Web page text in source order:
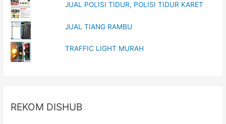
JUAL POLISI TIDUR, POLISI TIDUR KARET
JUAL TIANG RAMBU
TRAFFIC LIGHT MURAH
REKOM DISHUB